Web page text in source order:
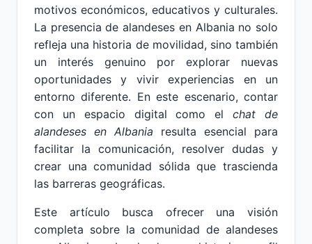
motivos económicos, educativos y culturales.
La presencia de alandeses en Albania no solo
refleja una historia de movilidad, sino también
un interés genuino por explorar nuevas
oportunidades y vivir experiencias en un
entorno diferente. En este escenario, contar
con un espacio digital como elchat de
alandeses en Albania resulta esencial para
facilitar la comunicación, resolver dudas y
crear una comunidad sólida que trascienda
las barreras geográficas.
Este artículo busca ofrecer una visión
completa sobre la comunidad de alandeses